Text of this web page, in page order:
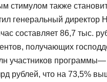
стимулом также
генеральный
составляет 86,7 тыс.
получающих
участников программы—
рублей, что на 73,5%